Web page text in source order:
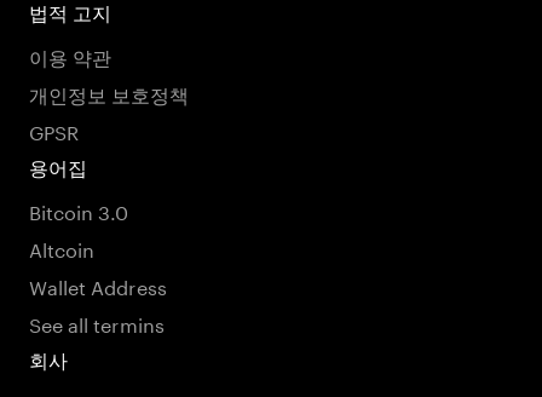
법적 고지
이용 약관
개인정보 보호정책
GPSR
용어집
Bitcoin 3.0
Altcoin
Wallet Address
See all termins
회사